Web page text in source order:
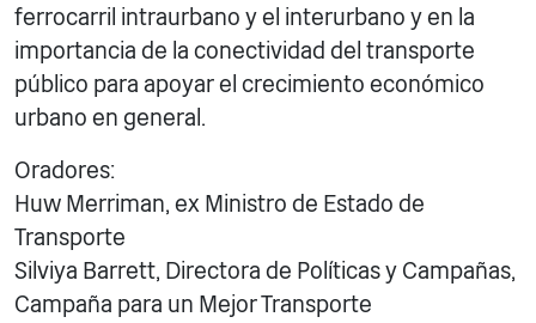
ferrocarril intraurbano y el interurbano y en la
importancia de la conectividad del transporte
público para apoyar el crecimiento económico
urbano en general.
Oradores:
Huw Merriman, ex Ministro de Estado de
Transporte
Silviya Barrett, Directora de Políticas y Campañas,
Campaña para un Mejor Transporte